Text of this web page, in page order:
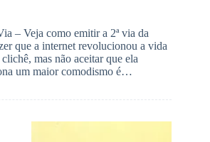
– Veja como emitir a 2ª via da
que a internet revolucionou a vida
mas não aceitar que ela
um maior comodismo é…